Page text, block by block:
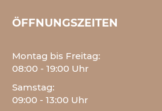
ÖFFNUNGSZEITEN
Montag bis Freitag:
08:00 - 19:00 Uhr
Samstag:
09:00 - 13:00 Uhr